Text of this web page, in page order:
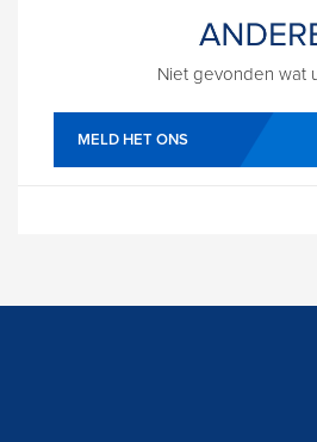
Niet gevonden wat
MELD HET ONS